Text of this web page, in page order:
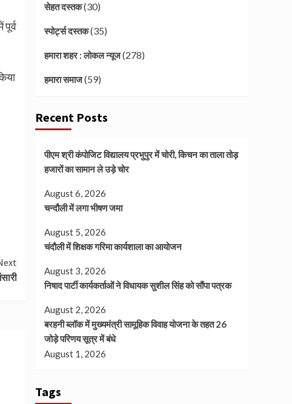
सेहत दस्तक(30)
स्पोर्ट्स दस्तक(35)
हमारा शहर : लोकल न्यूज(278)
हमारा समाज(59)
Recent Posts
पीएम श्री कंपोजिट विद्यालय प्रभुपुर में चोरी, किचन का ताला तोड़
हजारों का सामान ले उड़े चोर
August 6, 2026
चन्दौली में लगा भीषण जमा
August 5, 2026
चंदौली में शिक्षक गरिमा कार्यशाला का आयोजन
August 3, 2026
निषाद पार्टी कार्यकर्ताओं ने विधायक सुशील सिंह को सौंपा पत्रक
August 2, 2026
बरहनी ब्लॉक में मुख्यमंत्री सामूहिक विवाह योजना के तहत 26
जोड़े परिणय सूत्र में बंधे
August 1, 2026
Tags